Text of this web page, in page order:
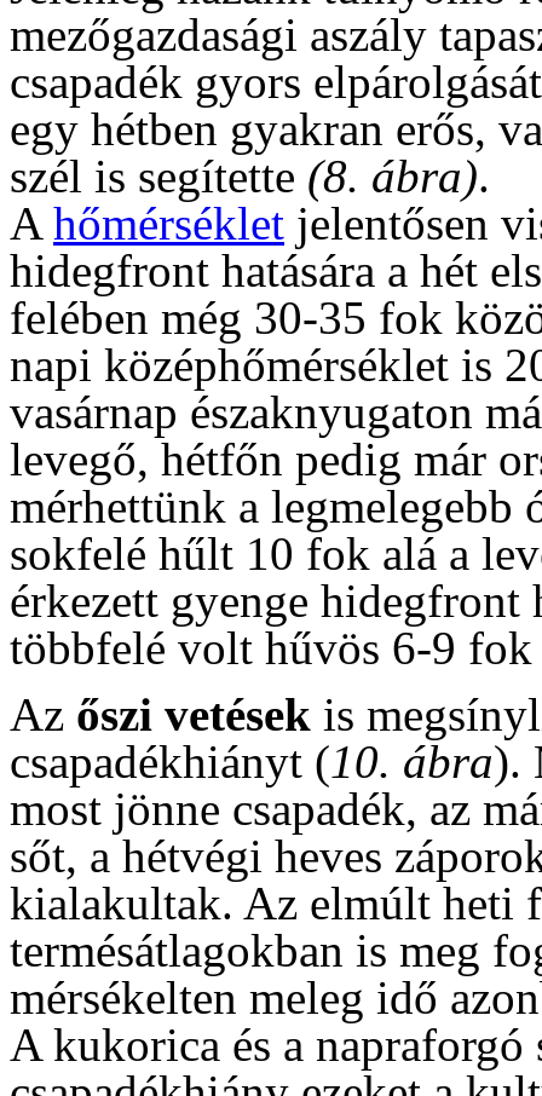
mezőgazdasági aszály
csapadék gyors
egy hétben gyakran erős,
szél is segítette (8. ábra).
A hőmérséklet jelentősen
hidegfront hatására a hét
felében még 30-35 fok
napi középhőmérséklet is
vasárnap északnyugaton
levegő, hétfőn pedig már
mérhettünk a legmelegebb
sokfelé hűlt 10 fok alá a
érkezett gyenge hidegfront
többfelé volt hűvös 6-9
Az őszi vetések is
csapadékhiányt (10. ábra).
most jönne csapadék, az
sőt, a hétvégi heves
kialakultak. Az elmúlt heti
termésátlagokban is meg
mérsékelten meleg idő
A kukorica és a napraforgó